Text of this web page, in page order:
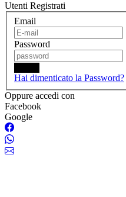
Utenti Registrati
Email
Password
Hai dimenticato la Password?
Oppure accedi con
Facebook
Google